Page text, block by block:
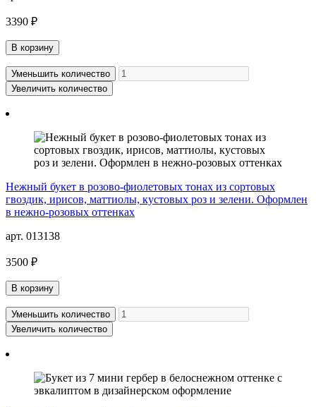
3390 ₽
В корзину
Уменьшить количество
Увеличить количество
Нежный букет в розово-фиолетовых тонах из сортовых
гвоздик, ирисов, маттиолы, кустовых роз и зелени. Оформлен
в нежно-розовых оттенках
арт. 013138
3500 ₽
В корзину
Уменьшить количество
Увеличить количество